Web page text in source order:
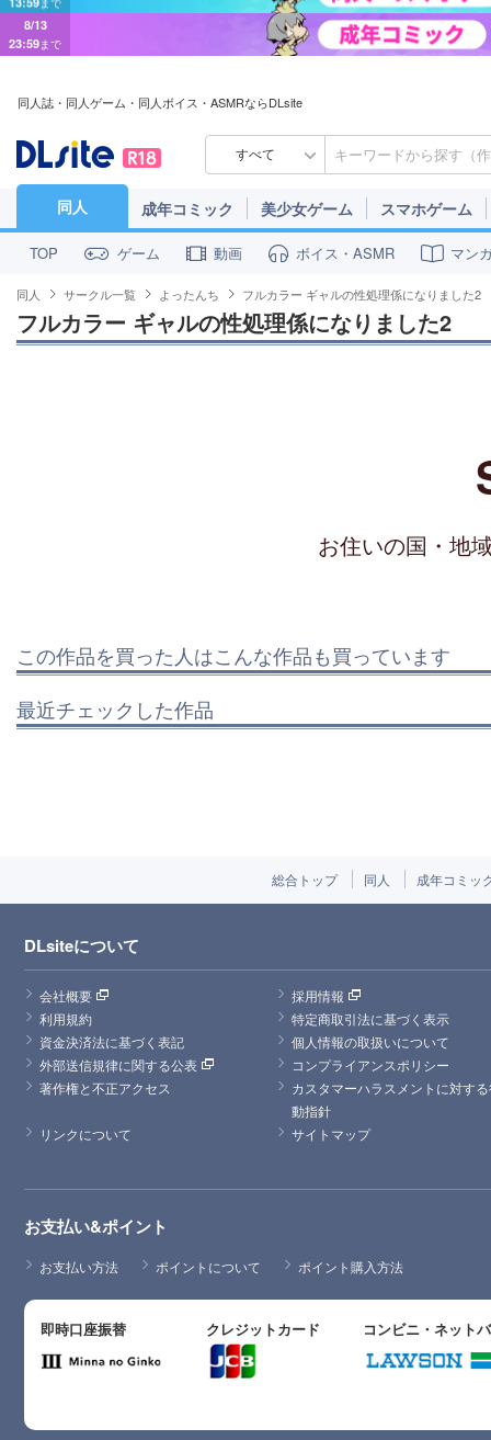
8/13
23:59まで
同人誌・同人ゲーム・同人ボイス・ASMRならDLsite
すべて
同人 成年コミック 美少女ゲーム スマホゲーム
TOP ゲーム 動画 ボイス・ASMR マン
同人 サークル一覧 よったんち フルカラー ギャルの性処理係になりました2
フルカラー ギャルの性処理係になりました2
お住いの国・地
この作品を買った人はこんな作品も買っています
最近チェックした作品
総合トップ 同人 成年コミッ
DLsiteについて
会社概要
採用情報
利用規約
特定商取引法に基づく表示
資金決済法に基づく表記
個人情報の取扱いについて
外部送信規律に関する公表
コンプライアンスポリシー
著作権と不正アクセス
カスタマーハラスメントに対す
動指針
リンクについて
サイトマップ
お支払い&ポイント
お支払い方法 ポイントについて ポイント購入方法
即時口座振替 クレジットカード コンビニ・ネット